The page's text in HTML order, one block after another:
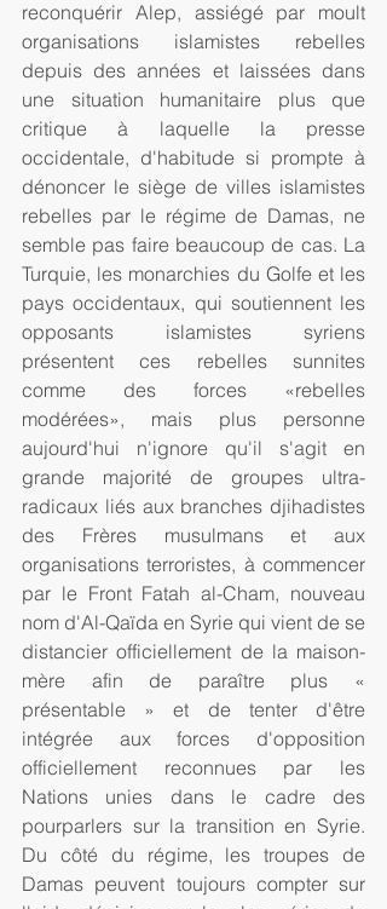
reconquérir Alep, assiégé par moult
organisations islamistes rebelles
depuis des années et laissées dans
une situation humanitaire plus que
critique à laquelle la presse
occidentale, d'habitude si prompte à
dénoncer le siège de villes islamistes
rebelles par le régime de Damas, ne
semble pas faire beaucoup de cas. La
Turquie, les monarchies du Golfe et les
pays occidentaux, qui soutiennent les
opposants islamistes syriens
présentent ces rebelles sunnites
comme des forces «rebelles
modérées», mais plus personne
aujourd'hui n'ignore qu'il s'agit en
grande majorité de groupes ultra-
radicaux liés aux branches djihadistes
des Frères musulmans et aux
organisations terroristes, à commencer
par le Front Fatah al-Cham, nouveau
nom d'Al-Qaïda en Syrie qui vient de se
distancier officiellement de la maison-
mère afin de paraître plus «
présentable » et de tenter d'être
intégrée aux forces d'opposition
officiellement reconnues par les
Nations unies dans le cadre des
pourparlers sur la transition en Syrie.
Du côté du régime, les troupes de
Damas peuvent toujours compter sur